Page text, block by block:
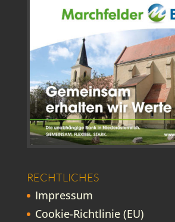
RECHTLICHES
Impressum
Cookie-Richtlinie (EU)